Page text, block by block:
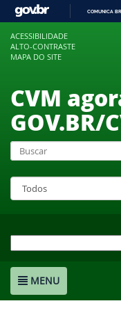
COMUNICA BR
ACESSIBILIDADE
ALTO-CONTRASTE
MAPA DO SITE
CVM
GOV.BR/
MENU